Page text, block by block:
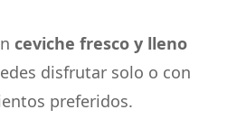
ceviche fresco y lleno
disfrutar solo o con
preferidos.